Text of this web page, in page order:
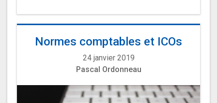
Normes comptables et ICOs
24 janvier 2019
Pascal Ordonneau